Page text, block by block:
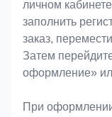
личном
заполнить
заказ,
Затем
оформление»
При оформлении